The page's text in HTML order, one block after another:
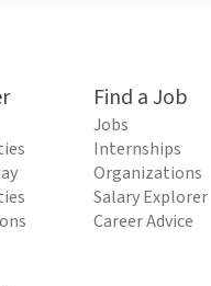
Find a Job
Jobs
Internships
Organizations
Salary Explorer
Career Advice